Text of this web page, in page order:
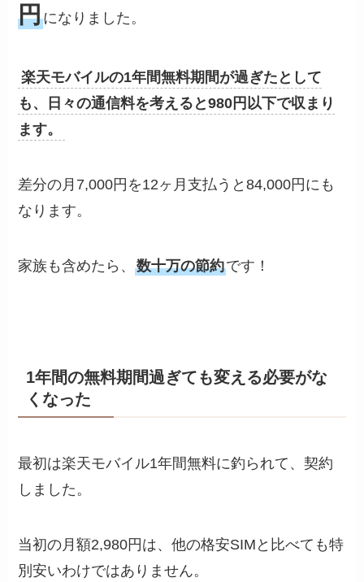
円になりました。
楽天モバイルの1年間無料期間が過ぎたとして
も、日々の通信料を考えると980円以下で収まり
ます。
差分の月7,000円を12ヶ月支払うと84,000円にも
なります。
家族も含めたら、数十万の節約です！
1年間の無料期間過ぎても変える必要がな
くなった
最初は楽天モバイル1年間無料に釣られて、契約
しました。
当初の月額2,980円は、他の格安SIMと比べても特
別安いわけではありません。